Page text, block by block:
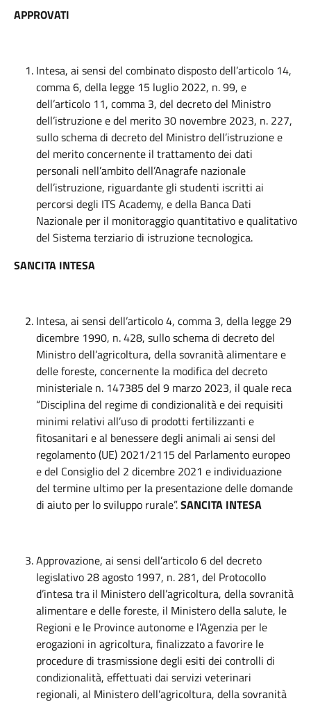
APPROVATI
Intesa, ai sensi del combinato disposto dell’articolo 14,
comma 6, della legge 15 luglio 2022, n. 99, e
dell’articolo 11, comma 3, del decreto del Ministro
dell’istruzione e del merito 30 novembre 2023, n. 227,
sullo schema di decreto del Ministro dell’istruzione e
del merito concernente il trattamento dei dati
personali nell’ambito dell’Anagrafe nazionale
dell’istruzione, riguardante gli studenti iscritti ai
percorsi degli ITS Academy, e della Banca Dati
Nazionale per il monitoraggio quantitativo e qualitativo
del Sistema terziario di istruzione tecnologica.
SANCITA INTESA
Intesa, ai sensi dell’articolo 4, comma 3, della legge 29
dicembre 1990, n. 428, sullo schema di decreto del
Ministro dell’agricoltura, della sovranità alimentare e
delle foreste, concernente la modifica del decreto
ministeriale n. 147385 del 9 marzo 2023, il quale reca
“Disciplina del regime di condizionalità e dei requisiti
minimi relativi all’uso di prodotti fertilizzanti e
fitosanitari e al benessere degli animali ai sensi del
regolamento (UE) 2021/2115 del Parlamento europeo
e del Consiglio del 2 dicembre 2021 e individuazione
del termine ultimo per la presentazione delle domande
di aiuto per lo sviluppo rurale”.SANCITA INTESA
Approvazione, ai sensi dell’articolo 6 del decreto
legislativo 28 agosto 1997, n. 281, del Protocollo
d’intesa tra il Ministero dell’agricoltura, della sovranità
alimentare e delle foreste, il Ministero della salute, le
Regioni e le Province autonome e l’Agenzia per le
erogazioni in agricoltura, finalizzato a favorire le
procedure di trasmissione degli esiti dei controlli di
condizionalità, effettuati dai servizi veterinari
regionali, al Ministero dell’agricoltura, della sovranità